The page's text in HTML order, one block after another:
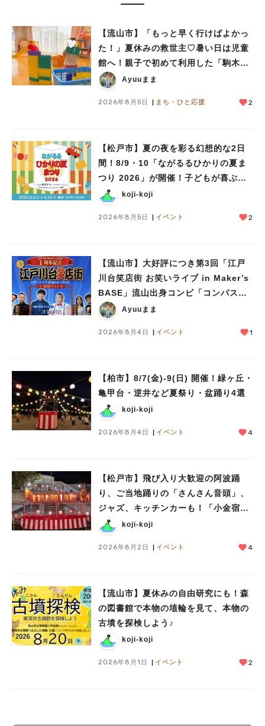
【流山市】「もっと早く行けばよかっ
た！」夏休みの救世主♡暑い日は児童
館へ！親子で初めて利用した「駒木台
児童館」レポート
Ayuuまま
2026年8月5日 まち・ひと応援 2
【松戸市】夏の夜を彩る幻想的な2日
間！8/9・10「ながるるひかりの夏ま
つり 2026」が開催！子どもが喜ぶワ
ークショップや限定ヒーローショーも
koji-koji
2026年8月5日 イベント 2
【流山市】大好評につき第3回「江戸
川台笑店街 お笑いライブ in Maker’s
BASE」流山出身コンビ「コンパス」
も登場！8/23（日）
Ayuuまま
2026年8月4日 イベント 1
【柏市】8/7(金)‐9(日) 開催！緑ヶ丘・
亀甲台・逆井など夏祭り・盆踊り4選
koji-koji
2026年8月4日 イベント 4
【松戸市】飛び入り大歓迎の阿波踊
り、ご当地踊りの「さんさん音頭」、
ジャズ、キッチンカーも！「小金宿ま
つり」8/28-30開催！
koji-koji
2026年8月2日 イベント 4
【流山市】夏休みの自由研究にも！森
の図書館で本物の埴輪を見て、本物の
古墳を探検しよう♪
koji-koji
2026年8月1日 イベント 2
人気のキーワード
#ラーメン#ショッピング #カフェ #スイーツ